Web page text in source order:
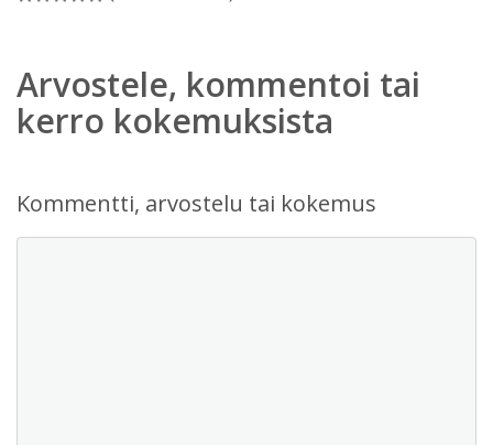
Arvostele, kommentoi tai
kerro kokemuksista
Kommentti, arvostelu tai kokemus